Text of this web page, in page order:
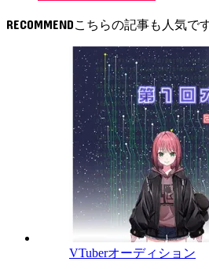
RECOMMEND
VTuberオーディション